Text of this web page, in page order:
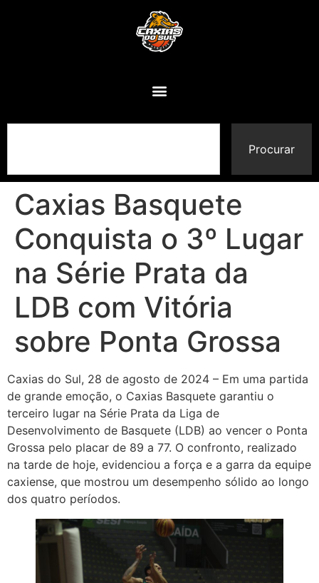
Procurar
Caxias Basquete
Conquista o 3º Lugar
na Série Prata da
LDB com Vitória
sobre Ponta Grossa
Caxias do Sul, 28 de agosto de 2024 – Em uma partida
de grande emoção, o Caxias Basquete garantiu o
terceiro lugar na Série Prata da Liga de
Desenvolvimento de Basquete (LDB) ao vencer o Ponta
Grossa pelo placar de 89 a 77. O confronto, realizado
na tarde de hoje, evidenciou a força e a garra da equipe
caxiense, que mostrou um desempenho sólido ao longo
dos quatro períodos.